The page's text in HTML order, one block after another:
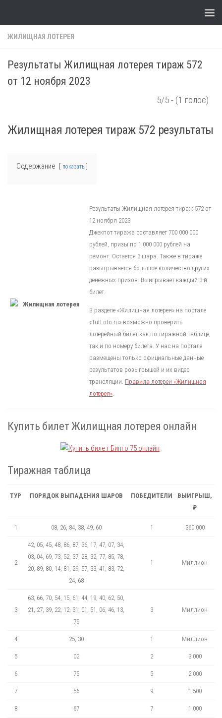
ЖИЛИЩНАЯ ЛОТЕРЕЯ
Результаты Жилищная лотерея тираж 572
от 12 ноября 2023
5/5 - (1 голос)
Жилищная лотерея тираж 572 результаты
Содержание показать
Результаты Жилищная лотерея тираж 572 от
12 ноября 2023
Джекпот тиража составляет 700 000 000
рублей, призы по 1 000 000 рублей на
ремонт. Остается 3 шара. Также в тираже
разыгрывается большое количество других
денежных призов. Выигрывает каждый 3-й
билет.
В разделе «Жилищная лотерея» на портале
«TutLoto.ru» возможно проверить
лотерейный билет как по тиражной таблице,
так и по номеру билета. У нас на портале
размещены только официальные данные
результатов розыгрышей и их видео
трансляции. Правила лотереи «Жилищная
лотерея».
Купить билет Жилищная лотерея онлайн
Тиражная таблица
ТУР ПОРЯДОК ВЫПАДЕНИЯ ШАРОВ ПОБЕДИТЕЛИ
ВЫИГРЫШ,
₽
1 08, 26, 84, 38, 49, 60 1 360 000
2
42, 05, 45, 48, 86, 87, 36, 17, 47, 07, 34,
03, 04, 69, 73, 52, 37, 28, 32, 77, 85, 78,
20, 89, 80, 14, 81, 29, 57, 33, 41, 83, 72,
24, 68
1 Миллион
3
63, 66, 70, 54, 15, 61, 44, 19, 40, 62, 50,
21, 27, 39, 22, 12, 31, 01, 51, 06, 46, 13,
79
3 Миллион
4 25, 30 1 Миллион
5 02 2 3 000
6 75 5 2 000
7 56 9 1 500
8 67 7 1 000